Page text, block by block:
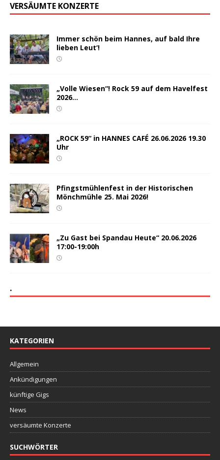
VERSÄUMTE KONZERTE
Immer schön beim Hannes, auf bald Ihre
lieben Leut‘!
„Volle Wiesen“! Rock 59 auf dem Havelfest
2026…
„ROCK 59“ in HANNES CAFÉ 26.06.2026 19.30
Uhr
Pfingstmühlenfest in der Historischen
Mönchmühle 25. Mai 2026!
„Zu Gast bei Spandau Heute“ 20.06.2026
17:00-19:00h
.
KATEGORIEN
Allgemein
Ankündigungen
künftige Gigs
News
versäumte Konzerte
SUCHWÖRTER